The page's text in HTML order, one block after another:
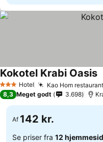
3 StjernerHotel Kao Hom
Kokotel Krabi Oasis
8,3 Meget godt 3.698
Af 142 kr.
Se priser fra 12